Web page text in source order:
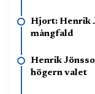
Hjort: Henrik
mångfald
Henrik
högern valet